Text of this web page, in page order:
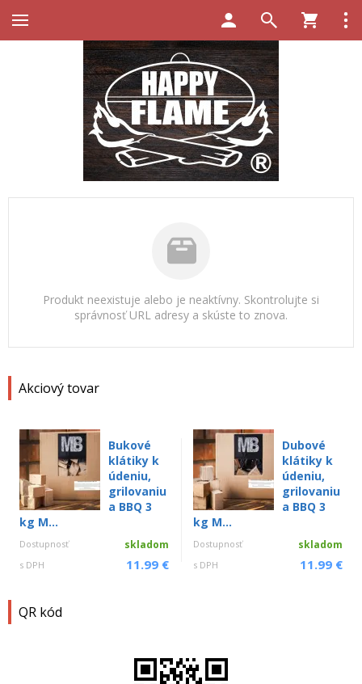
Akciový tovar
Bukové
klátiky k
údeniu,
grilovaniu
a BBQ 3
kg M...
Dostupnosť skladom
s DPH 11.99 €
Dubové
klátiky k
údeniu,
grilovaniu
a BBQ 3
kg M...
Dostupnosť skladom
s DPH 11.99 €
QR kód
Produkt neexistuje alebo je neaktívny. Skontrolujte si
správnosť URL adresy a skúste to znova.